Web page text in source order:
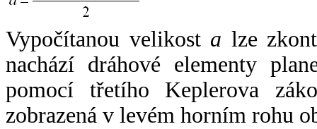
Vypočítanou velikost a lze
nachází dráhové elementy
pomocí třetího Keplerova
zobrazená v levém horním rohu